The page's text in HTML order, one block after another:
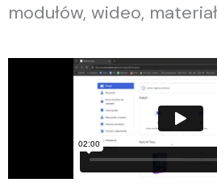
modułów, wideo,